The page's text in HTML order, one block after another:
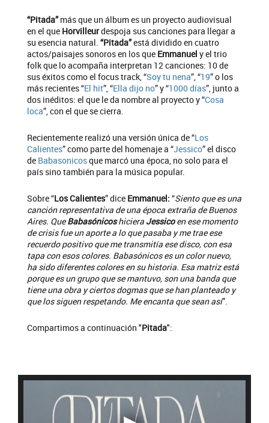
“Pitada”más que un álbum es un proyecto audiovisual
en el que Horvilleurdespoja sus canciones para llegar a
su esencia natural. “Pitada”está dividido en cuatro
actos/paisajes sonoros en los que Emmanuel y el trio
folk que lo acompaña interpretan 12 canciones: 10 de
sus éxitos como el focus track, “Soy tu nena”, “19” o los
más recientes “El hit”, “Ella dijo no” y “1000 días”, junto a
dos inéditos: el que le da nombre al proyecto y “Cosa
loca”, con el que se cierra.
Recientemente realizó una versión única de “Los
Calientes” como parte del homenaje a “Jessico” el disco
de Babasonicosque marcó una época, no solo para el
país sino también para la música popular.
Sobre “Los Calientes” dice Emmanuel: “Siento que es una
canción representativa de una época extraña de Buenos
Aires. QueBabasónicoshiciera Jessicoen ese momento
de crisis fue un aporte a lo que pasaba y me trae ese
recuerdo positivo que me transmitía ese disco, con esa
tapa con esos colores. Babasónicos es un color nuevo,
ha sido diferentes colores en su historia. Esa matriz está
porque es un grupo que se mantuvo, son una banda que
tiene una obra y ciertos dogmas que se han planteado y
que los siguen respetando. Me encanta que sean así”.
Compartimos a continuación "Pitada":